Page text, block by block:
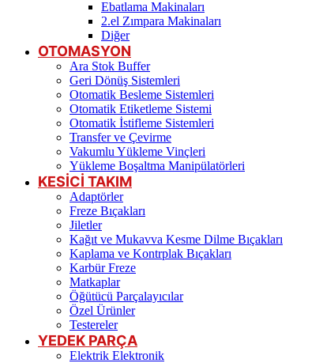
Ebatlama Makinaları
2.el Zımpara Makinaları
Diğer
OTOMASYON
Ara Stok Buffer
Geri Dönüş Sistemleri
Otomatik Besleme Sistemleri
Otomatik Etiketleme Sistemi
Otomatik İstifleme Sistemleri
Transfer ve Çevirme
Vakumlu Yükleme Vinçleri
Yükleme Boşaltma Manipülatörleri
KESİCİ TAKIM
Adaptörler
Freze Bıçakları
Jiletler
Kağıt ve Mukavva Kesme Dilme Bıçakları
Kaplama ve Kontrplak Bıçakları
Karbür Freze
Matkaplar
Öğütücü Parçalayıcılar
Özel Ürünler
Testereler
YEDEK PARÇA
Elektrik Elektronik